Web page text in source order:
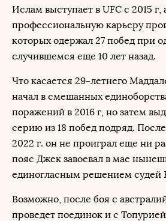
Ислам выступает в UFC с 2015 г,
профессиональную карьеру
которых одержал 27 побед при
случившемся еще 10 лет назад.
Что касается 29-летнего
начал в смешанных
поражений в 2016 г, но затем
серию из 18 побед подряд.
2022 г. он не проиграл еще ни
пояс Джек завоевал в мае
единогласным решением судей
Возможно, после боя с
проведет поединок и с